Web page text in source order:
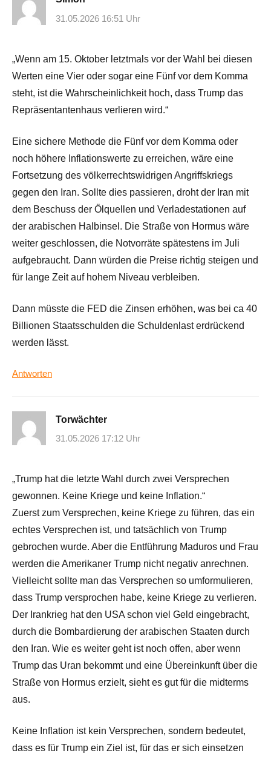
31.05.2026 16:51 Uhr
„Wenn am 15. Oktober letztmals vor der Wahl bei diesen
Werten eine Vier oder sogar eine Fünf vor dem Komma
steht, ist die Wahrscheinlichkeit hoch, dass Trump das
Repräsentantenhaus verlieren wird.“
Eine sichere Methode die Fünf vor dem Komma oder
noch höhere Inflationswerte zu erreichen, wäre eine
Fortsetzung des völkerrechtswidrigen Angriffskriegs
gegen den Iran. Sollte dies passieren, droht der Iran mit
dem Beschuss der Ölquellen und Verladestationen auf
der arabischen Halbinsel. Die Straße von Hormus wäre
weiter geschlossen, die Notvorräte spätestens im Juli
aufgebraucht. Dann würden die Preise richtig steigen und
für lange Zeit auf hohem Niveau verbleiben.
Dann müsste die FED die Zinsen erhöhen, was bei ca 40
Billionen Staatsschulden die Schuldenlast erdrückend
werden lässt.
Antworten
Torwächter
31.05.2026 17:12 Uhr
„Trump hat die letzte Wahl durch zwei Versprechen
gewonnen. Keine Kriege und keine Inflation.“
Zuerst zum Versprechen, keine Kriege zu führen, das ein
echtes Versprechen ist, und tatsächlich von Trump
gebrochen wurde. Aber die Entführung Maduros und Frau
werden die Amerikaner Trump nicht negativ anrechnen.
Vielleicht sollte man das Versprechen so umformulieren,
dass Trump versprochen habe, keine Kriege zu verlieren.
Der Irankrieg hat den USA schon viel Geld eingebracht,
durch die Bombardierung der arabischen Staaten durch
den Iran. Wie es weiter geht ist noch offen, aber wenn
Trump das Uran bekommt und eine Übereinkunft über die
Straße von Hormus erzielt, sieht es gut für die midterms
aus.
Keine Inflation ist kein Versprechen, sondern bedeutet,
dass es für Trump ein Ziel ist, für das er sich einsetzen